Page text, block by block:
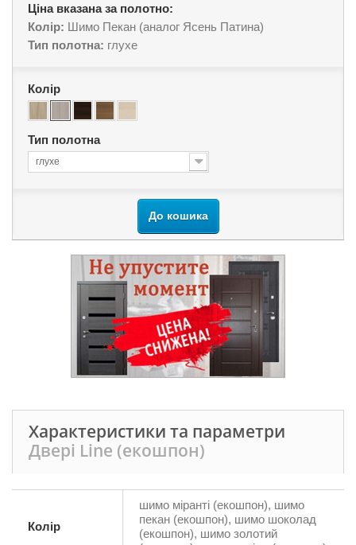
Ціна вказана за полотно:
Колір: Шимо Пекан (аналог Ясень Патина)
Тип полотна: глухе
Колір
Тип полотна
глухе
До кошика
Характеристики та параметри
Двері Line (екошпон)
Колір
шимо міранті (екошпон), шимо
пекан (екошпон), шимо шоколад
(екошпон), шимо золотий